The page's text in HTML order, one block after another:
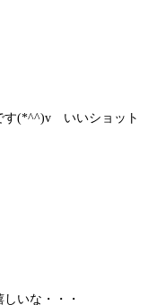
(*^^)v いいショット
いな・・・